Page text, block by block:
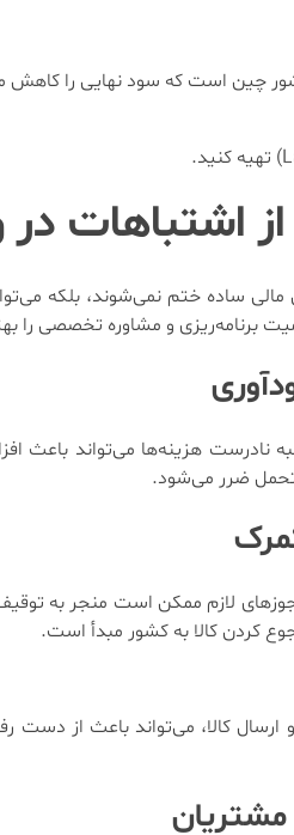
کشور چین است که سود نهایی را
اشتباهات
ساده ختم نمی‌شوند، بلکه
برنامه‌ریزی و مشاوره تخصصی را
نادرست هزینه‌ها می‌تواند
متحمل ضرر می‌شود.
لازم ممکن است منجر به
کردن کالا به کشور مبدأ است.
کالا، می‌تواند باعث از دست